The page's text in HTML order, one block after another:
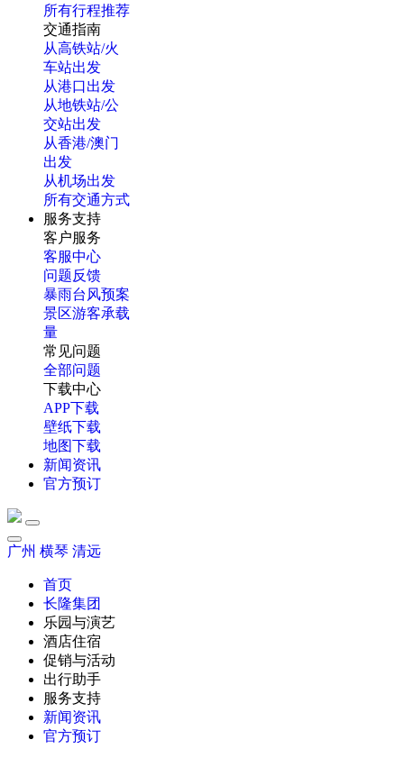
所有行程推荐
交通指南
从高铁站/火
车站出发
从港口出发
从地铁站/公
交站出发
从香港/澳门
出发
从机场出发
所有交通方式
服务支持
客户服务
客服中心
问题反馈
暴雨台风预案
景区游客承载
量
常见问题
全部问题
下载中心
APP下载
壁纸下载
地图下载
新闻资讯
官方预订
广州 横琴 清远
首页
长隆集团
乐园与演艺
酒店住宿
促销与活动
出行助手
服务支持
新闻资讯
官方预订